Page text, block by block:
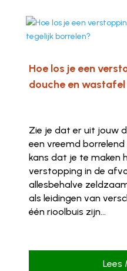
Hoe los je een
douche en
Zie je dat er uit jouw
een vreemd
kans dat je te maken
verstopping in de
allesbehalve
als leidingen van
één rioolbuis zijn...
Lees